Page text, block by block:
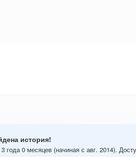
история!
года 0 месяцев (начиная с авг. 2014).